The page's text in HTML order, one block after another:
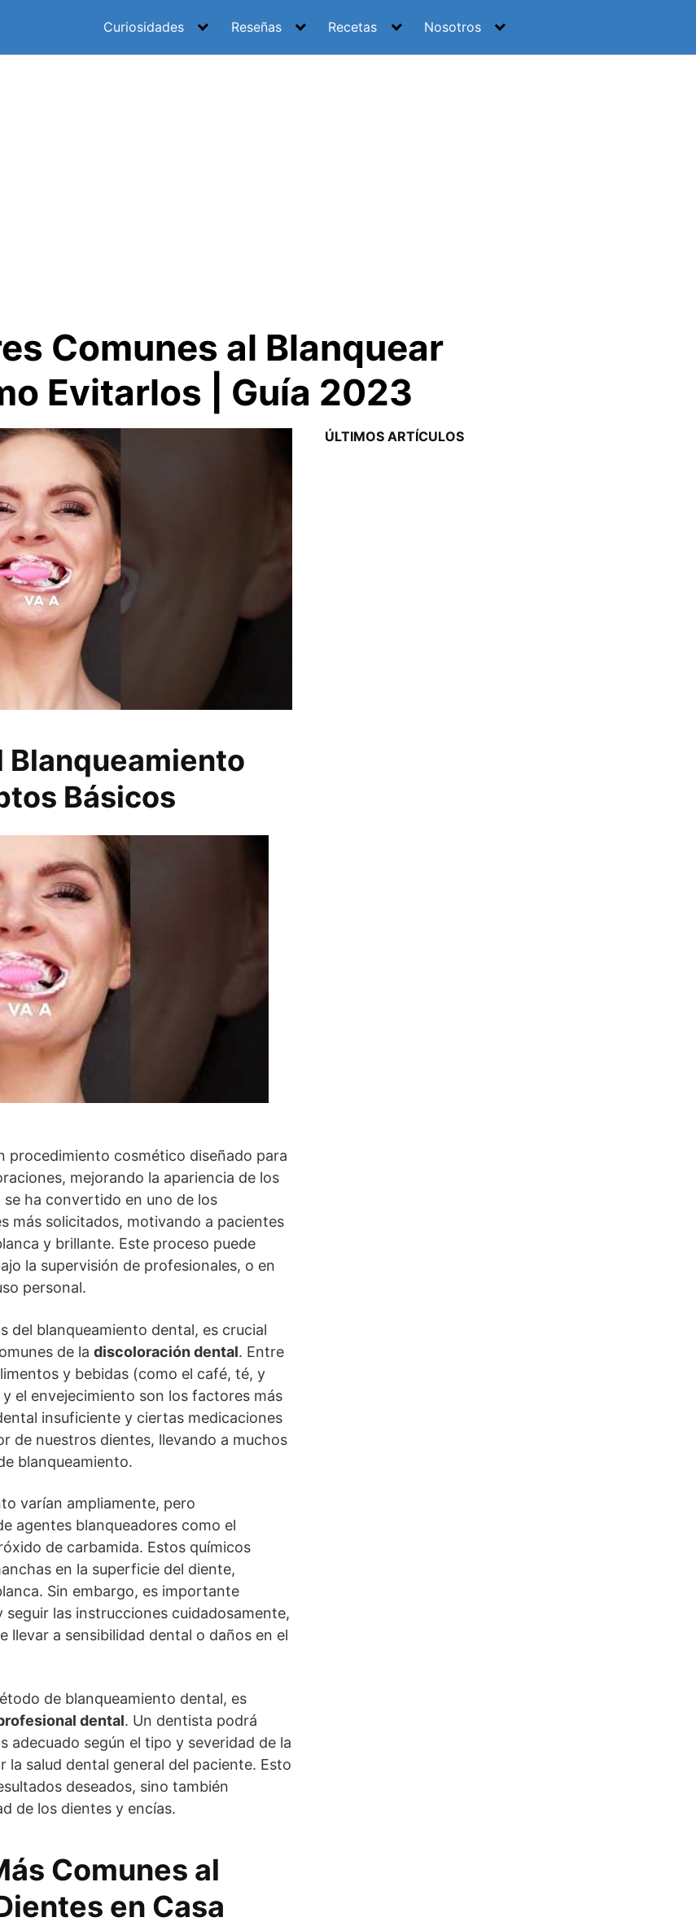
Curiosidades Reseñas Recetas Nosotros
Comunes al Blanquear
Evitarlos | Guía 2023
Básicos
procedimiento cosmético diseñado para
mejorando la apariencia de los
ha convertido en uno de los
más solicitados, motivando a pacientes
y brillante. Este proceso puede
la supervisión de profesionales, o en
personal.
del blanqueamiento dental, es crucial
de la discoloración dental. Entre
y bebidas (como el café, té, y
el envejecimiento son los factores más
insuficiente y ciertas medicaciones
de nuestros dientes, llevando a muchos
blanqueamiento.
varían ampliamente, pero
agentes blanqueadores como el
de carbamida. Estos químicos
en la superficie del diente,
Sin embargo, es importante
las instrucciones cuidadosamente,
llevar a sensibilidad dental o daños en el
de blanqueamiento dental, es
dental. Un dentista podrá
adecuado según el tipo y severidad de la
la salud dental general del paciente. Esto
deseados, sino también
de los dientes y encías.
Comunes al
en Casa
ÚLTIMOS ARTÍCULOS